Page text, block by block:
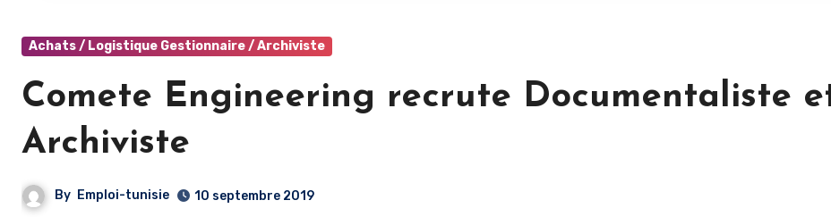
Achats / Logistique Gestionnaire / Archiviste
Comete Engineering recrute Documentaliste
Archiviste
By Emploi-tunisie 10 septembre 2019